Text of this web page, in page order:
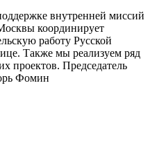
внутренней миссий
координирует
работу Русской
Также мы реализуем ряд
проектов. Председатель
Фомин